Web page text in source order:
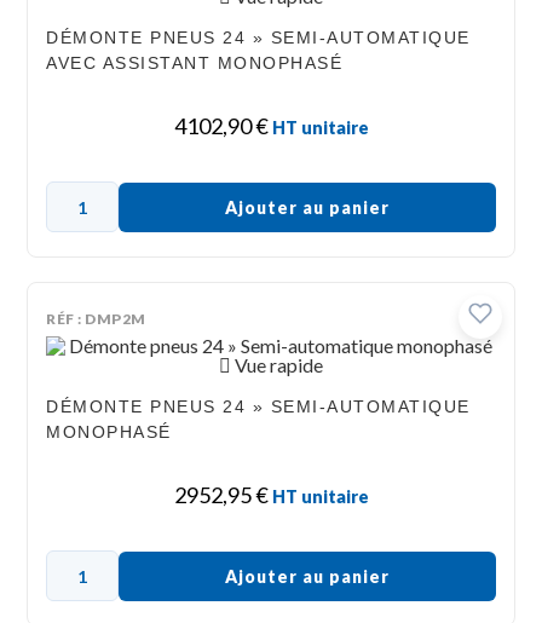
DÉMONTE PNEUS 24 » SEMI-AUTOMATIQUE
AVEC ASSISTANT MONOPHASÉ
4102,90€ HT unitaire
Ajouter au panier
RÉF : DMP2M
Vue rapide
DÉMONTE PNEUS 24 » SEMI-AUTOMATIQUE
MONOPHASÉ
2952,95€ HT unitaire
Ajouter au panier